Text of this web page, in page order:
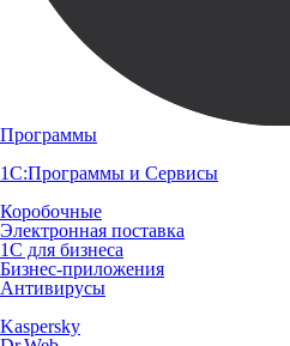
Программы
1С:Программы и Сервисы
Коробочные
Электронная поставка
1С для бизнеса
Бизнес-приложения
Антивирусы
Kaspersky